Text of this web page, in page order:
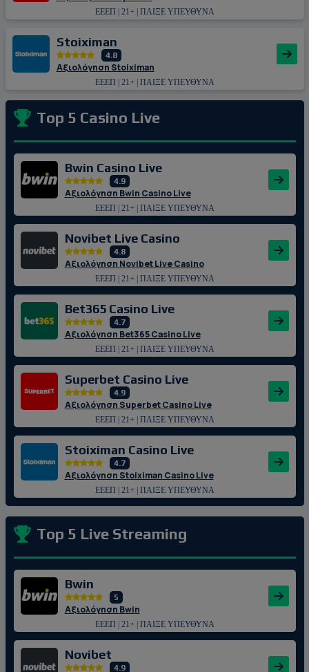
ΕΕΕΠ | 21+ | ΠΑΙΞΕ ΥΠΕΥΘΥΝΑ
Stoiximan
4.8
Αξιολόγηση Stoiximan
ΕΕΕΠ | 21+ | ΠΑΙΞΕ ΥΠΕΥΘΥΝΑ
Top 5 Casino Live
Bwin Casino Live
4.9
Αξιολόγηση Bwin Casino Live
ΕΕΕΠ | 21+ | ΠΑΙΞΕ ΥΠΕΥΘΥΝΑ
Novibet Live Casino
4.8
Αξιολόγηση Novibet Live Casino
ΕΕΕΠ | 21+ | ΠΑΙΞΕ ΥΠΕΥΘΥΝΑ
Bet365 Casino Live
4.7
Αξιολόγηση Bet365 Casino Live
ΕΕΕΠ | 21+ | ΠΑΙΞΕ ΥΠΕΥΘΥΝΑ
Superbet Casino Live
4.9
Αξιολόγηση Superbet Casino Live
ΕΕΕΠ | 21+ | ΠΑΙΞΕ ΥΠΕΥΘΥΝΑ
Stoiximan Casino Live
4.7
Αξιολόγηση Stoiximan Casino Live
ΕΕΕΠ | 21+ | ΠΑΙΞΕ ΥΠΕΥΘΥΝΑ
Top 5 Live Streaming
Bwin
5
Αξιολόγηση Bwin
ΕΕΕΠ | 21+ | ΠΑΙΞΕ ΥΠΕΥΘΥΝΑ
Novibet
4.9